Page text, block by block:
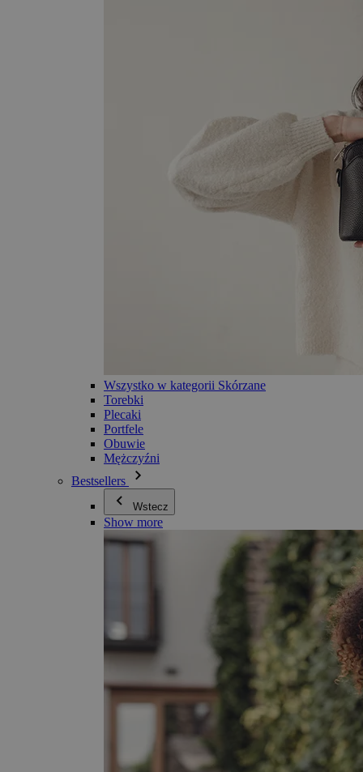
Wszystko w kategorii Skórzane
Torebki
Plecaki
Portfele
Obuwie
Mężczyźni
Bestsellers
Wstecz
Show more